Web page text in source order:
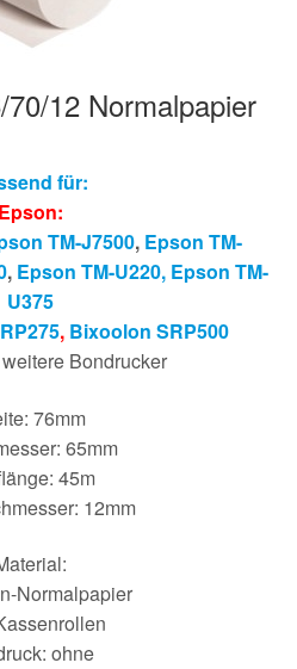
12 Normalpapier
für:
Epson:
TM-J7500, Epson TM-
, Epson TM-U220, Epson TM-
U375
, Bixoolon SRP500
Bondrucker
76mm
65mm
45m
12mm
Normalpapier
ohne